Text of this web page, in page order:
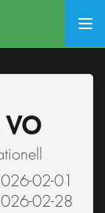
VO
02-01
02-28